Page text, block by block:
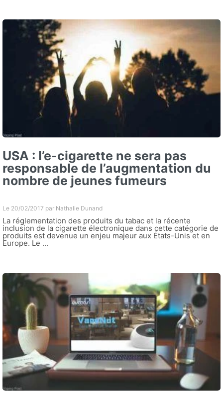
USA : l’e-cigarette ne sera pas
responsable de l’augmentation du
nombre de jeunes fumeurs
Le 20/02/2017 par Nathalie Dunand
La réglementation des produits du tabac et la récente
inclusion de la cigarette électronique dans cette catégorie de
produits est devenue un enjeu majeur aux États-Unis et en
Europe. Le ...